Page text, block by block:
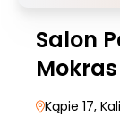
Salon
Mokras
Kąpie 17,